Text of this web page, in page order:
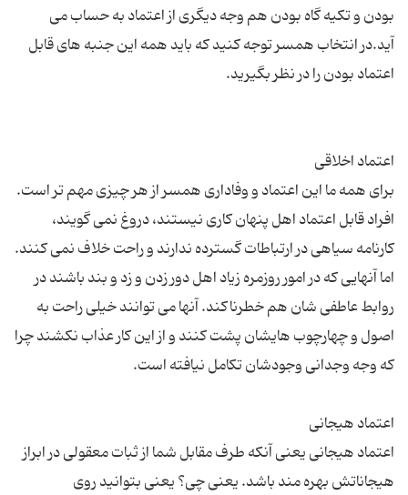
بودن و تکیه گاه بودن هم وجه دیگری از اعتماد به حساب می
آید.در انتخاب همسر توجه کنید که باید همه این جنبه های قابل
برای همه ما این اعتماد و وفاداری همسر از هر چیزی مهم تر است.
افراد قابل اعتماد اهل پنهان کاری نیستند، دروغ نمی گویند،
کارنامه سیاهی در ارتباطات گسترده ندارند و راحت خلاف نمی کنند.
اما آنهایی که در امور روزمره زیاد اهل دور زدن و زد و بند باشند در
روابط عاطفی شان هم خطرناکند. آنها می توانند خیلی راحت به
اصول و چهارچوب هایشان پشت کنند و از این کار عذاب نکشند چرا
اعتماد هیجانی یعنی آنکه طرف مقابل شما از ثبات معقولی در ابراز
هیجاناتش بهره مند باشد. یعنی چی؟ یعنی بتوانید روی